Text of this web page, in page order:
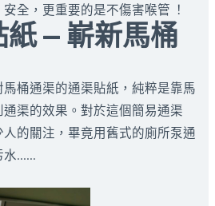
全，更重要的是不傷害喉管 ！
紙 — 嶄新馬桶
桶通渠的通渠貼紙，純粹是靠馬
渠的效果。對於這個簡易通渠
的關注，畢竟用舊式的廁所泵通
……